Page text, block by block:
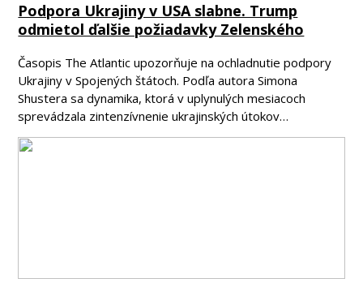
Podpora Ukrajiny v USA slabne. Trump
odmietol ďalšie požiadavky Zelenského
Časopis The Atlantic upozorňuje na ochladnutie podpory
Ukrajiny v Spojených štátoch. Podľa autora Simona
Shustera sa dynamika, ktorá v uplynulých mesiacoch
sprevádzala zintenzívnenie ukrajinských útokov…